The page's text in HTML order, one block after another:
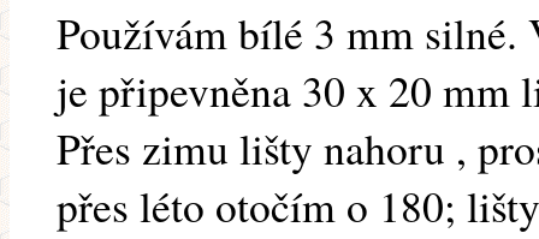
Používám bílé 3 mm
je připevněna 30 x 20 mm
Přes zimu lišty nahoru ,
přes léto otočím o 180;